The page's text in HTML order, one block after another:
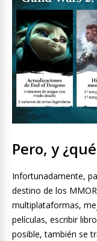
Pero, y
Infortunadamente,
destino de los
multiplataformas,
películas, escribir
posible, también se